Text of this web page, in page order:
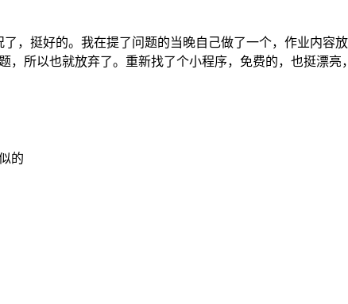
，挺好的。我在提了问题的当晚自己做了一个，作业内容
，所以也就放弃了。重新找了个小程序，免费的，也挺漂
的